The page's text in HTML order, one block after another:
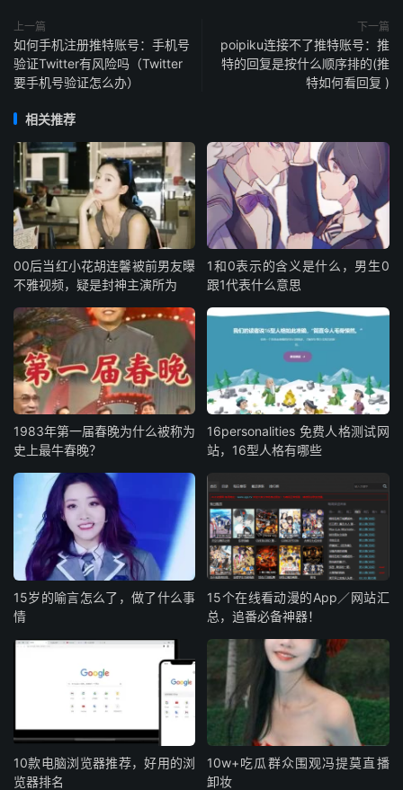
上一篇
如何手机注册推特账号：手机号
验证Twitter有风险吗（Twitter
要手机号验证怎么办）
下一篇
poipiku连接不了推特账号：推
特的回复是按什么顺序排的(推
特如何看回复 )
相关推荐
00后当红小花胡连馨被前男友曝
不雅视频，疑是封神主演所为
1和0表示的含义是什么，男生0
跟1代表什么意思
1983年第一届春晚为什么被称为
史上最牛春晚？
16personalities 免费人格测试网
站，16型人格有哪些
15岁的喻言怎么了，做了什么事
情
15个在线看动漫的App／网站汇
总，追番必备神器！
10款电脑浏览器推荐，好用的浏
览器排名
10w+吃瓜群众围观冯提莫直播
卸妆